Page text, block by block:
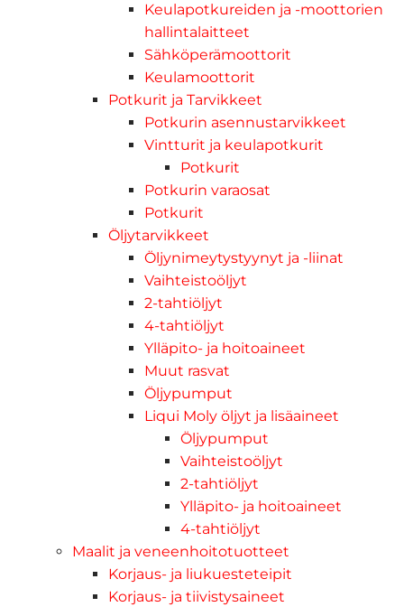
Keulapotkureiden ja -moottorien
hallintalaitteet
Sähköperämoottorit
Keulamoottorit
Potkurit ja Tarvikkeet
Potkurin asennustarvikkeet
Vintturit ja keulapotkurit
Potkurit
Potkurin varaosat
Potkurit
Öljytarvikkeet
Öljynimeytystyynyt ja -liinat
Vaihteistoöljyt
2-tahtiöljyt
4-tahtiöljyt
Ylläpito- ja hoitoaineet
Muut rasvat
Öljypumput
Liqui Moly öljyt ja lisäaineet
Öljypumput
Vaihteistoöljyt
2-tahtiöljyt
Ylläpito- ja hoitoaineet
4-tahtiöljyt
Maalit ja veneenhoitotuotteet
Korjaus- ja liukuesteteipit
Korjaus- ja tiivistysaineet